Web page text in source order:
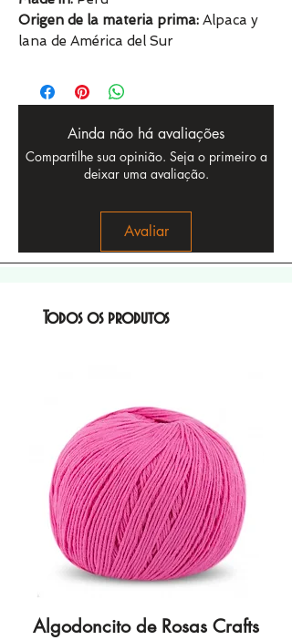
Origen de la materia prima: Alpaca y
lana de América del Sur
Ainda não há avaliações
Compartilhe sua opinião. Seja o primeiro a
deixar uma avaliação.
Avaliar
Todos os produtos
Algodoncito de Rosas Crafts